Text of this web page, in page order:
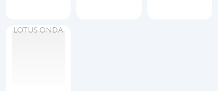
LOTUS ONDA